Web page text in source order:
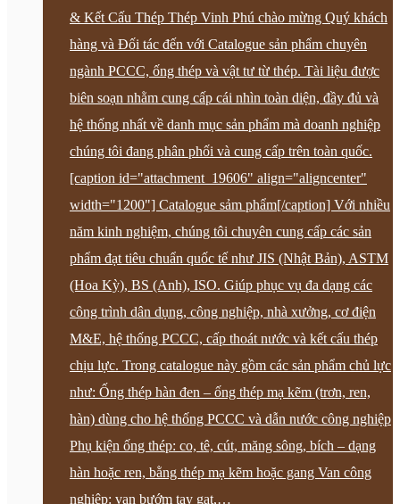
& Kết Cấu Thép Thép Vinh Phú chào mừng Quý khách
hàng và Đối tác đến với Catalogue sản phẩm chuyên
ngành PCCC, ống thép và vật tư từ thép. Tài liệu được
biên soạn nhằm cung cấp cái nhìn toàn diện, đầy đủ và
hệ thống nhất về danh mục sản phẩm mà doanh nghiệp
chúng tôi đang phân phối và cung cấp trên toàn quốc.
[caption id="attachment_19606" align="aligncenter"
width="1200"] Catalogue sảm phẩm[/caption] Với nhiều
năm kinh nghiệm, chúng tôi chuyên cung cấp các sản
phẩm đạt tiêu chuẩn quốc tế như JIS (Nhật Bản), ASTM
(Hoa Kỳ), BS (Anh), ISO. Giúp phục vụ đa dạng các
công trình dân dụng, công nghiệp, nhà xưởng, cơ điện
M&E, hệ thống PCCC, cấp thoát nước và kết cấu thép
chịu lực. Trong catalogue này gồm các sản phẩm chủ lực
như: Ống thép hàn đen – ống thép mạ kẽm (trơn, ren,
hàn) dùng cho hệ thống PCCC và dẫn nước công nghiệp
Phụ kiện ống thép: co, tê, cút, măng sông, bích – dạng
hàn hoặc ren, bằng thép mạ kẽm hoặc gang Van công
nghiệp: van bướm tay gạt,…